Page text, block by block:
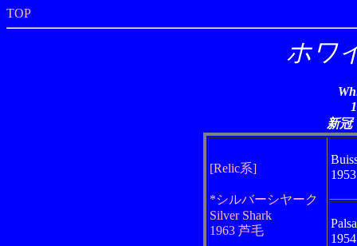
TOP
ホワ
新冠
[Relic系]
*シルバーシヤーク
Silver Shark
1963 芦毛